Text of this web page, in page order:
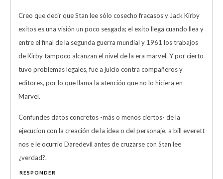
Creo que decir que Stan lee sólo cosecho fracasos y Jack Kirby
exitos es una visión un poco sesgada; el exito llega cuando llea y
entre el final de la segunda guerra mundial y 1961 los trabajos
de Kirby tampoco alcanzan el nivel de la era marvel. Y por cierto
tuvo problemas legales, fue a juicio contra compañeros y
editores, por lo que llama la atención que no lo hiciera en
Marvel.
Confundes datos concretos -más o menos ciertos- de la
ejecucion con la creación de la idea o del personaje, a bill everett
nos e le ocurrio Daredevil antes de cruzarse con Stan lee
¿verdad?.
RESPONDER